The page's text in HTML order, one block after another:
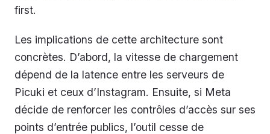
first.
Les implications de cette architecture sont
concrètes. D’abord, la vitesse de chargement
dépend de la latence entre les serveurs de
Picuki et ceux d’Instagram. Ensuite, si Meta
décide de renforcer les contrôles d’accès sur ses
points d’entrée publics, l’outil cesse de